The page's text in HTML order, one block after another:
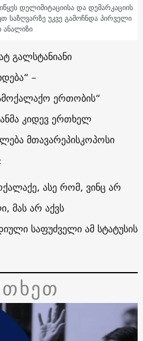
დელიმიტაციისა და დემარკაციის
უკვე გამოჩნდა პირველი
ანალიზი
გალსტანიანი
–
ერთობის“
კიდევ ერთხელ
მთავარეპისკოპოსი
ასე რომ, ვინც არ
მას არ აქვს
საფუძველი ამ სტატუსის